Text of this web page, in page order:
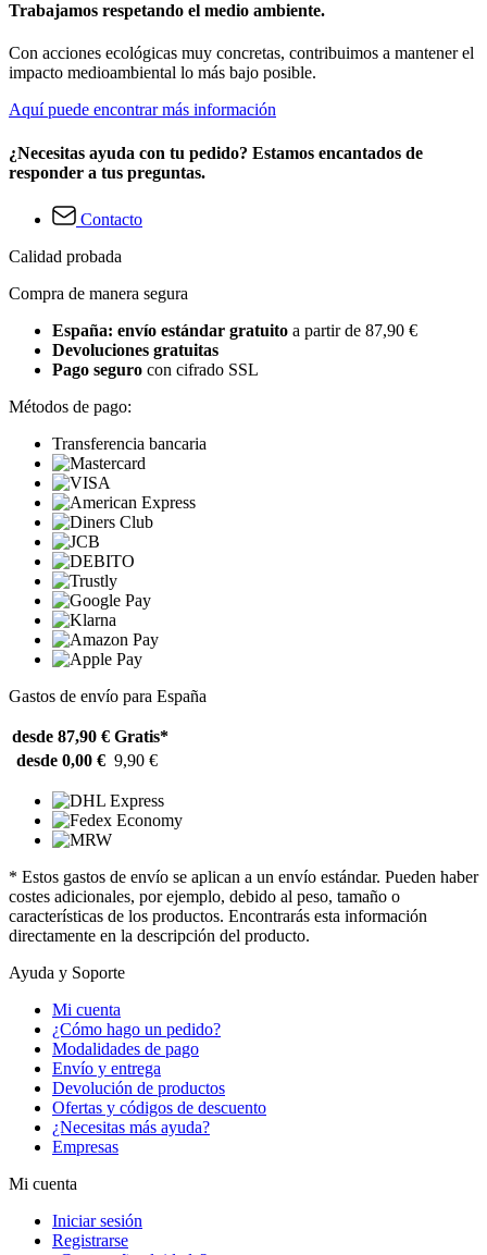
Trabajamos respetando el medio ambiente.
Con acciones ecológicas muy concretas, contribuimos a mantener el
impacto medioambiental lo más bajo posible.
Aquí puede encontrar más información
¿Necesitas ayuda con tu pedido? Estamos encantados de
responder a tus preguntas.
Contacto
Calidad probada
Compra de manera segura
España: envío estándar gratuito a partir de 87,90 €
Devoluciones gratuitas
Pago seguro con cifrado SSL
Métodos de pago:
Transferencia bancaria
Gastos de envío para España
desde 87,90 € Gratis*
desde 0,00 € 9,90 €
* Estos gastos de envío se aplican a un envío estándar. Pueden haber
costes adicionales, por ejemplo, debido al peso, tamaño o
características de los productos. Encontrarás esta información
directamente en la descripción del producto.
Ayuda y Soporte
Mi cuenta
¿Cómo hago un pedido?
Modalidades de pago
Envío y entrega
Devolución de productos
Ofertas y códigos de descuento
¿Necesitas más ayuda?
Empresas
Mi cuenta
Iniciar sesión
Registrarse